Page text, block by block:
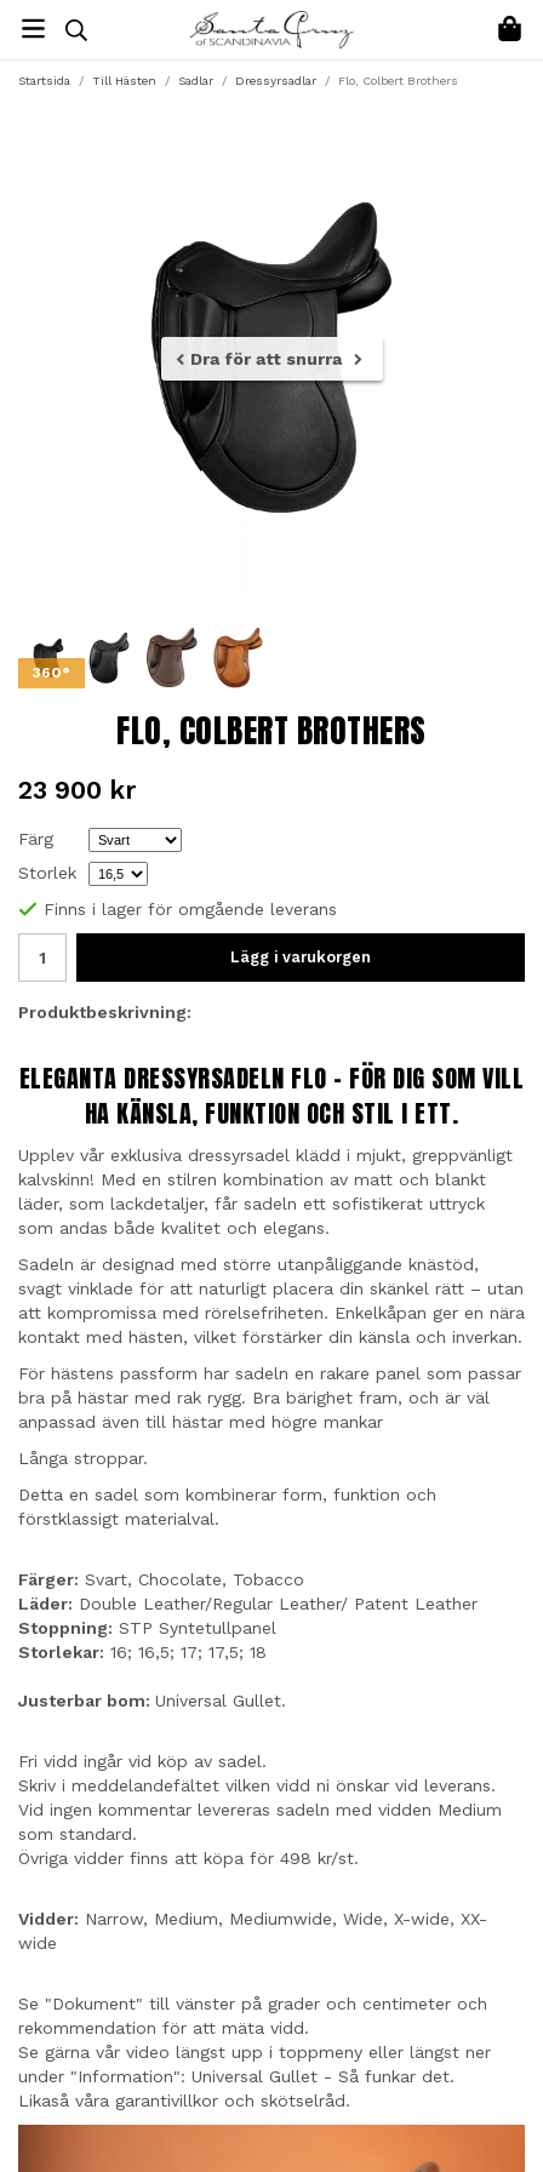
Startsida / Till Hästen / Sadlar / Dressyrsadlar / Flo, Colbert Brothers
Dra för att snurra
360°
FLO, COLBERT BROTHERS
23 900 kr
Färg
Storlek
Finns i lager för omgående leverans
Lägg i varukorgen
Produktbeskrivning:
ELEGANTA DRESSYRSADELN FLO – FÖR DIG SOM VILL
HA KÄNSLA, FUNKTION OCH STIL I ETT.
Upplev vår exklusiva dressyrsadel klädd i mjukt, greppvänligt
kalvskinn! Med en stilren kombination av matt och blankt
läder, som lackdetaljer, får sadeln ett sofistikerat uttryck
som andas både kvalitet och elegans.
Sadeln är designad med större utanpåliggande knästöd,
svagt vinklade för att naturligt placera din skänkel rätt – utan
att kompromissa med rörelsefriheten. Enkelkåpan ger en nära
kontakt med hästen, vilket förstärker din känsla och inverkan.
För hästens passform har sadeln en rakare panel som passar
bra på hästar med rak rygg. Bra bärighet fram, och är väl
anpassad även till hästar med högre mankar
Långa stroppar.
Detta en sadel som kombinerar form, funktion och
förstklassigt materialval.
Färger: Svart, Chocolate, Tobacco
Läder: Double Leather/Regular Leather/ Patent Leather
Stoppning: STP Syntetullpanel
Storlekar: 16; 16,5; 17; 17,5; 18
Justerbar bom: Universal Gullet.
Fri vidd ingår vid köp av sadel.
Skriv i meddelandefältet vilken vidd ni önskar vid leverans.
Vid ingen kommentar levereras sadeln med vidden Medium
som standard.
Övriga vidder finns att köpa för 498 kr/st.
Vidder: Narrow, Medium, Mediumwide, Wide, X-wide, XX-
wide
Se "Dokument" till vänster på grader och centimeter och
rekommendation för att mäta vidd.
Se gärna vår video längst upp i toppmeny eller längst ner
under "Information": Universal Gullet - Så funkar det.
Likaså våra garantivillkor och skötselråd.